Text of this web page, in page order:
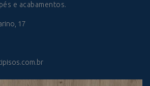
e acabamentos.
17